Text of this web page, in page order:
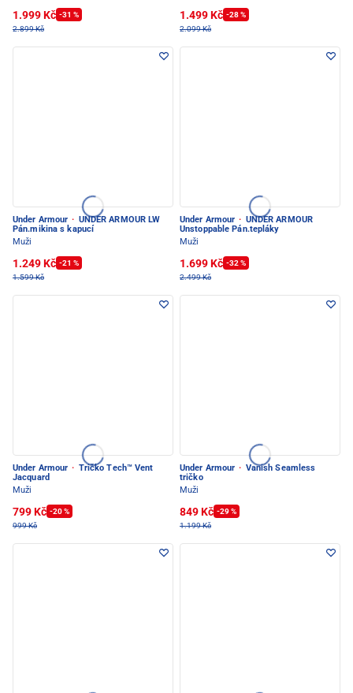
1.999 Kč -31 %
2.899 Kč
1.499 Kč -28 %
2.099 Kč
Under Armour · UNDER ARMOUR LW
Pán.mikina s kapucí
Muži
1.249 Kč -21 %
1.599 Kč
Under Armour · UNDER ARMOUR
Unstoppable Pán.tepláky
Muži
1.699 Kč -32 %
2.499 Kč
Under Armour · Tričko Tech™ Vent
Jacquard
Muži
799 Kč -20 %
999 Kč
Under Armour · Vanish Seamless
tričko
Muži
849 Kč -29 %
1.199 Kč